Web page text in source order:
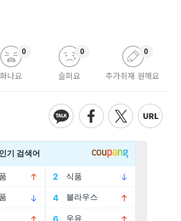
화나요
0
슬퍼요
0
추가취재 원해요
0